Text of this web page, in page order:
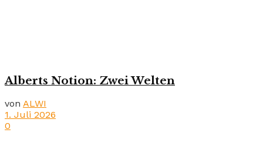
Alberts Notion: Zwei Welten
von ALWI
1. Juli 2026
0